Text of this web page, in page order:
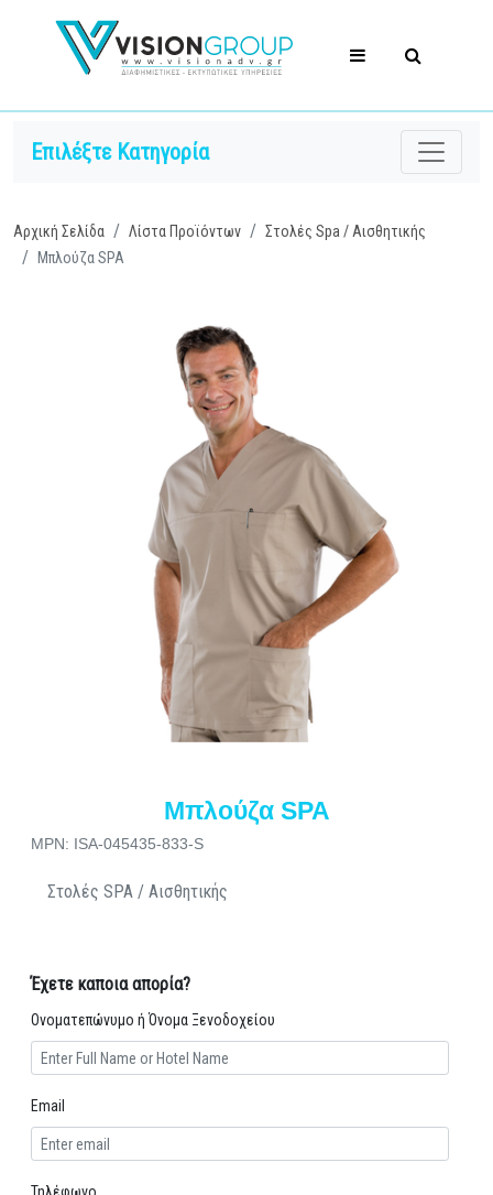
Επιλέξτε Κατηγορία
Αρχική Σελίδα Λίστα Προϊόντων
Στολές Spa / Αισθητικής
Μπλούζα SPA
Μπλούζα SPA
MPN: ISA-045435-833-S
Στολές SPA / Αισθητικής
Έχετε καποια απορία?
Ονοματεπώνυμο ή Όνομα Ξενοδοχείου
Email